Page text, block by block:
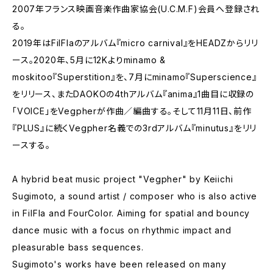
2007年フランス映画音楽作曲家協会(U.C.M.F)会員へ登録され
る。
2019年はFilFlaのアルバム『micro carnival』をHEADZからリリ
ース。2020年、5月に12Kよりminamo &
moskitoo『Superstition』を、7月にminamo『Superscience』
をリリース、またDAOKOの4thアルバム『anima』1曲目に収録の
「VOICE」をVegpherが作曲／編曲する。そして11月11日、前作
『PLUS』に続くVegpher名義での3rdアルバム『minutus』をリリ
ースする。
A hybrid beat music project "Vegpher" by Keiichi
Sugimoto, a sound artist / composer who is also active
in FilFla and FourColor. Aiming for spatial and bouncy
dance music with a focus on rhythmic impact and
pleasurable bass sequences.
Sugimoto's works have been released on many